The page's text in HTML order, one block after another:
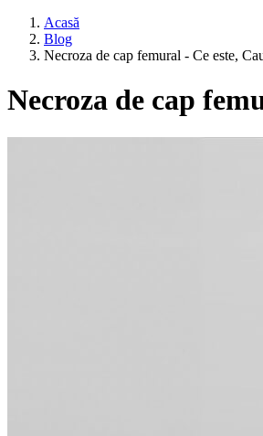
Acasă
Blog
Necroza de cap femural - Ce este,
Necroza de cap